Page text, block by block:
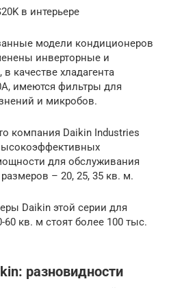
в интерьере
модели кондиционеров
инверторные и
качестве хладагента
имеются фильтры для
и микробов.
компания Daikin Industries
для обслуживания
– 20, 25, 35 кв. м.
Daikin этой серии для
кв. м стоят более 100 тыс.
разновидности